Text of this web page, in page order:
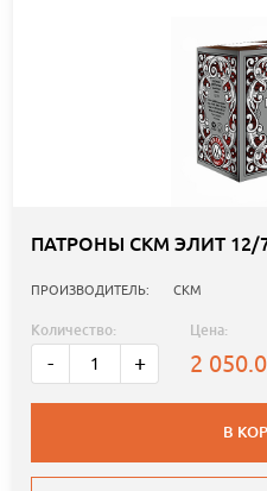
ПАТРОНЫ СКМ ЭЛИТ 12/
ПРОИЗВОДИТЕЛЬ: СКМ
Количество:
- +
Цена:
2
В